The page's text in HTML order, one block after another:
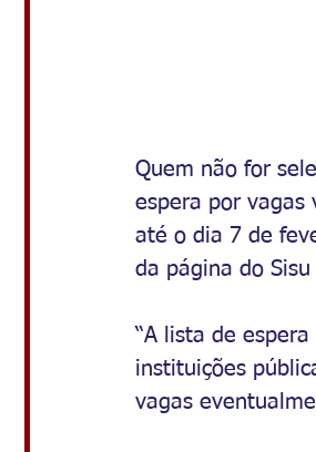
Quem não for
espera por vagas
até o dia 7 de
da página do
“A lista de
instituições
vagas